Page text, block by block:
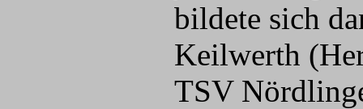
bildete sich
Keilwerth
TSV